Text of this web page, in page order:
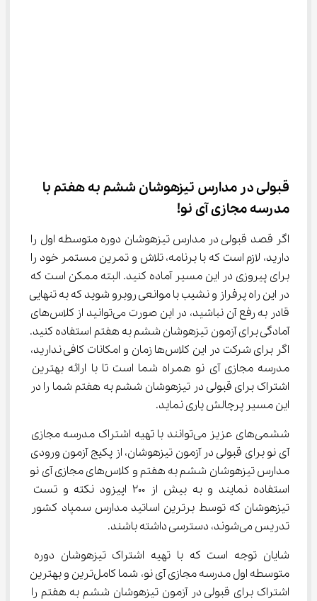
قبولی در مدارس تیزهوشان ششم به هفتم با
مدرسه مجازی آی نو!
اگر قصد قبولی در مدارس تیزهوشان دوره متوسطه اول را
دارید، لازم است که با برنامه، تلاش و تمرین مستمر خود را
برای پیروزی در این مسیر آماده کنید. البته ممکن است که
در این راه پرفراز و نشیب با موانعی روبرو شوید که به تنهایی
قادر به رفع آن نباشید، در این صورت می‌توانید از کلاس‌های
آمادگی برای آزمون تیزهوشان ششم به هفتم استفاده کنید.
اگر برای شرکت در این کلاس‌ها زمان و امکانات کافی ندارید،
مدرسه مجازی آی نو همراه شما است تا با ارائه بهترین
اشتراک برای قبولی در تیزهوشان ششم به هفتم شما را در
این مسیر پرچالش یاری نماید.
ششمی‌های عزیز می‌توانند با تهیه اشتراک مدرسه مجازی
آی نو برای قبولی در آزمون تیزهوشان، از پکیج آزمون ورودی
مدارس تیزهوشان ششم به هفتم و کلاس‌های مجازی آی نو
استفاده نمایند و به بیش از 200 اپیزود نکته و تست
تیزهوشان که توسط برترین اساتید مدارس سمپاد کشور
تدریس می‌شوند، دسترسی داشته باشند.
شایان توجه است که با تهیه اشتراک تیزهوشان دوره
متوسطه اول مدرسه مجازی آی نو، شما کامل‌ترین و بهترین
اشتراک برای قبولی در آزمون تیزهوشان ششم به هفتم را